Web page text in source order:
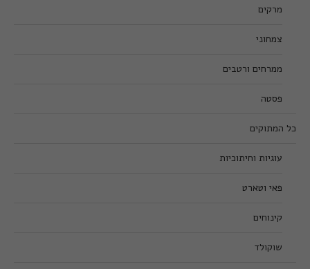
מרקים
צמחוני
ממרחים ורטבים
פסטה
כל המתוקים
עוגיות וחיתוכיות
פאי וטארט
קינוחים
שוקולד